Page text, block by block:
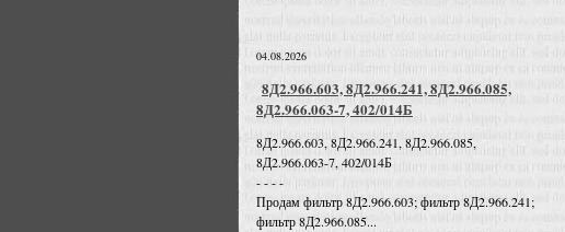
04.08.2026
8Д2.966.603, 8Д2.966.241, 8Д2.966.085,
8Д2.966.063-7, 402/014Б
8Д2.966.603, 8Д2.966.241, 8Д2.966.085,
8Д2.966.063-7, 402/014Б
- - - -
Продам фильтр 8Д2.966.603; фильтр 8Д2.966.241;
фильтр 8Д2.966.085...